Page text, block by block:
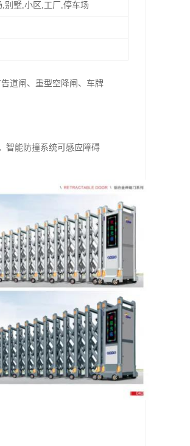
别墅,小区,工厂,停车场
道闸、重型空降闸、车牌
智能防撞系统可感应障碍